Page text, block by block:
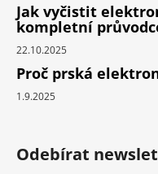
Jak vyčistit
kompletní
22.10.2025
Proč prská
1.9.2025
Odebírat